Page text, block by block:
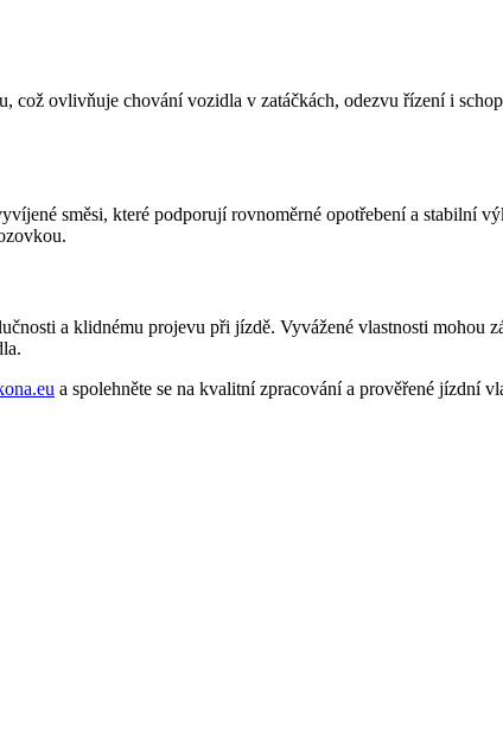
což ovlivňuje chování vozidla v zatáčkách, odezvu řízení i
směsi, které podporují rovnoměrné opotřebení a stabilní
a klidnému projevu při jízdě. Vyvážené vlastnosti mohou
a spolehněte se na kvalitní zpracování a prověřené jízdní